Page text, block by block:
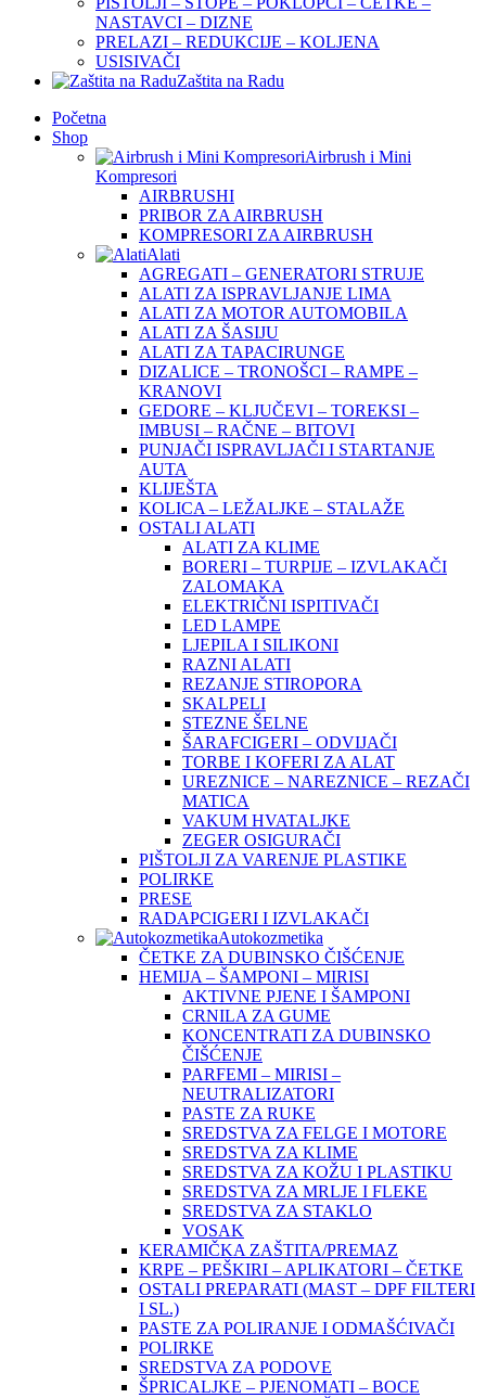
NASTAVCI – DIZNE
PRELAZI – REDUKCIJE – KOLJENA
USISIVAČI
Zaštita na Radu
Početna
Shop
Airbrush i Mini
Kompresori
AIRBRUSHI
PRIBOR ZA AIRBRUSH
KOMPRESORI ZA AIRBRUSH
Alati
AGREGATI – GENERATORI STRUJE
ALATI ZA ISPRAVLJANJE LIMA
ALATI ZA MOTOR AUTOMOBILA
ALATI ZA ŠASIJU
ALATI ZA TAPACIRUNGE
DIZALICE – TRONOŠCI – RAMPE –
KRANOVI
GEDORE – KLJUČEVI – TOREKSI –
IMBUSI – RAČNE – BITOVI
PUNJAČI ISPRAVLJAČI I STARTANJE
AUTA
KLIJEŠTA
KOLICA – LEŽALJKE – STALAŽE
OSTALI ALATI
ALATI ZA KLIME
BORERI – TURPIJE – IZVLAKAČI
ZALOMAKA
ELEKTRIČNI ISPITIVAČI
LED LAMPE
LJEPILA I SILIKONI
RAZNI ALATI
REZANJE STIROPORA
SKALPELI
STEZNE ŠELNE
ŠARAFCIGERI – ODVIJAČI
TORBE I KOFERI ZA ALAT
UREZNICE – NAREZNICE – REZAČI
MATICA
VAKUM HVATALJKE
ZEGER OSIGURAČI
PIŠTOLJI ZA VARENJE PLASTIKE
POLIRKE
PRESE
RADAPCIGERI I IZVLAKAČI
Autokozmetika
ČETKE ZA DUBINSKO ČIŠĆENJE
HEMIJA – ŠAMPONI – MIRISI
AKTIVNE PJENE I ŠAMPONI
CRNILA ZA GUME
KONCENTRATI ZA DUBINSKO
ČIŠĆENJE
PARFEMI – MIRISI –
NEUTRALIZATORI
PASTE ZA RUKE
SREDSTVA ZA FELGE I MOTORE
SREDSTVA ZA KLIME
SREDSTVA ZA KOŽU I PLASTIKU
SREDSTVA ZA MRLJE I FLEKE
SREDSTVA ZA STAKLO
VOSAK
KERAMIČKA ZAŠTITA/PREMAZ
KRPE – PEŠKIRI – APLIKATORI – ČETKE
OSTALI PREPARATI (MAST – DPF FILTERI
I SL.)
PASTE ZA POLIRANJE I ODMAŠĆIVAČI
POLIRKE
SREDSTVA ZA PODOVE
ŠPRICALJKE – PJENOMATI – BOCE